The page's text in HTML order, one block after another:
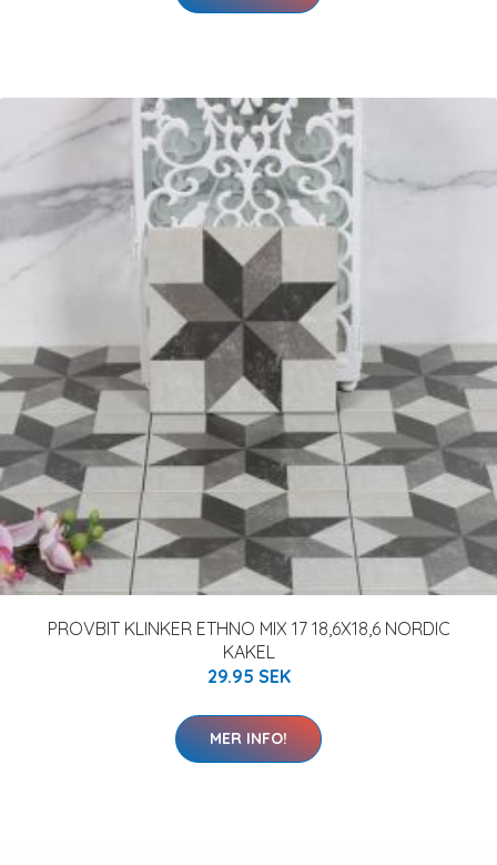
PROVBIT KLINKER ETHNO MIX 17 18,6X18,6 NORDIC
KAKEL
29.95 SEK
MER INFO!